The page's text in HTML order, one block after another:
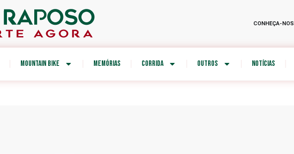
CONHEÇA-NOS
MOUNTAIN BIKE MEMÓRIAS CORRIDA OUTROS NOTÍCIAS